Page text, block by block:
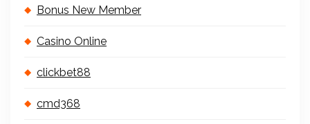
Bonus New Member
Casino Online
clickbet88
cmd368